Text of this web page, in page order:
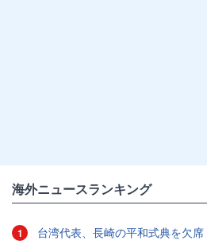
海外ニュースランキング
1 台湾代表、長崎の平和式典を欠席